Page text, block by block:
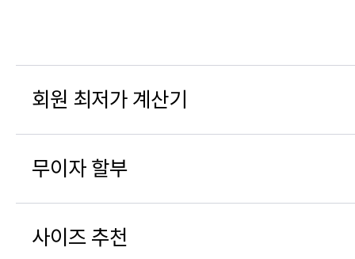
회원 최저가 계산기
무이자 할부
사이즈 추천